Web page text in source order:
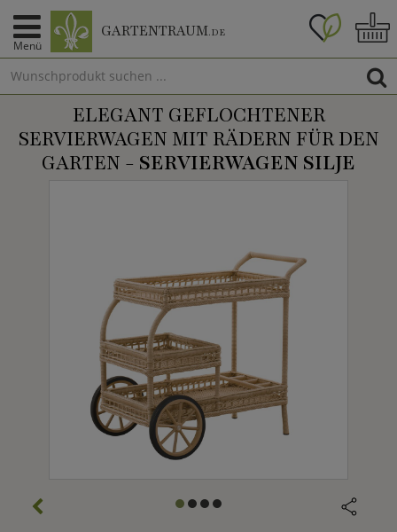
Menü
GARTENTRAUM.DE
ELEGANT GEFLOCHTENER
SERVIERWAGEN MIT RÄDERN FÜR DEN
GARTEN - SERVIERWAGEN SILJE